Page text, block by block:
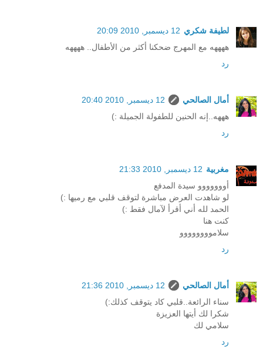
لطيفة شكري 12 ديسمبر, 2010 20:09
ههههه مع المهرج ضحكنا أكثر من الأطفال.. ههههه
رد
أمال الصالحي
12 ديسمبر, 2010 20:40
هههه..إنه الحنين للطفولة الجميلة :)
رد
مغربية 12 ديسمبر, 2010 21:33
أووووووو سيدة المدفع
لو شاهدت العرض مباشرة لتوقف قلبي مع رميها :)
الحمد لله أني أقرأ لآمال فقط :)
كنت هنا
سلاموووووووو
رد
أمال الصالحي
12 ديسمبر, 2010 21:36
سناء الرائعة..قلبي كاد يتوقف كذلك:)
شكرا لك أيتها العزيزة
سلامي لك
رد